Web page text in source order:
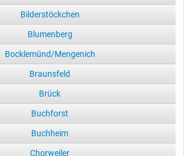
Bilderstöckchen
Blumenberg
Bocklemünd/Mengenich
Braunsfeld
Brück
Buchforst
Buchheim
Chorweiler